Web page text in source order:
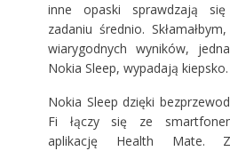
inne opaski sprawdzają
zadaniu średnio.
wiarygodnych wyników,
Nokia Sleep, wypadają kiepsko.
Nokia Sleep dzięki
Fi łączy się ze
aplikację Health Mate.